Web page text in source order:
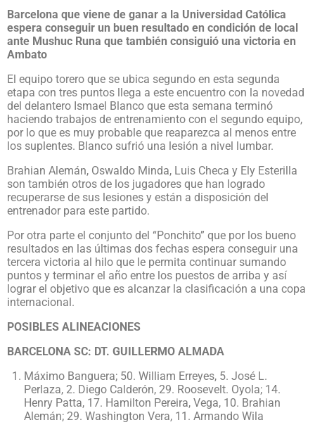
Barcelona que viene de ganar a la Universidad Católica
espera conseguir un buen resultado en condición de local
ante Mushuc Runa que también consiguió una victoria en
Ambato
El equipo torero que se ubica segundo en esta segunda
etapa con tres puntos llega a este encuentro con la novedad
del delantero Ismael Blanco que esta semana terminó
haciendo trabajos de entrenamiento con el segundo equipo,
por lo que es muy probable que reaparezca al menos entre
los suplentes. Blanco sufrió una lesión a nivel lumbar.
Brahian Alemán, Oswaldo Minda, Luis Checa y Ely Esterilla
son también otros de los jugadores que han logrado
recuperarse de sus lesiones y están a disposición del
entrenador para este partido.
Por otra parte el conjunto del “Ponchito” que por los bueno
resultados en las últimas dos fechas espera conseguir una
tercera victoria al hilo que le permita continuar sumando
puntos y terminar el año entre los puestos de arriba y así
lograr el objetivo que es alcanzar la clasificación a una copa
internacional.
POSIBLES ALINEACIONES
BARCELONA SC: DT. GUILLERMO ALMADA
Máximo Banguera; 50. William Erreyes, 5. José L.
Perlaza, 2. Diego Calderón, 29. Roosevelt. Oyola; 14.
Henry Patta, 17. Hamilton Pereira, Vega, 10. Brahian
Alemán; 29. Washington Vera, 11. Armando Wila